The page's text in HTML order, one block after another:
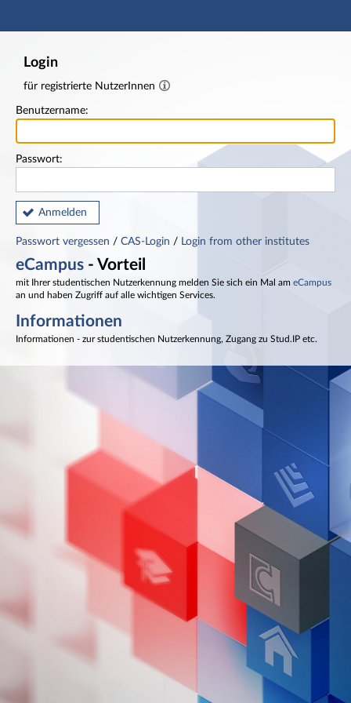
Hauptnavigation
Login
für registrierte NutzerInnen
Benutzername:
Passwort:
Anmelden
Passwort vergessen / CAS-Login / Login from other institutes
eCampus - Vorteil
mit Ihrer studentischen Nutzerkennung melden Sie sich ein Mal am eCampus
an und haben Zugriff auf alle wichtigen Services.
Informationen
Informationen - zur studentischen Nutzerkennung, Zugang zu Stud.IP etc.